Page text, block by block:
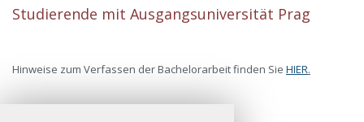
Studierende mit Ausgangsuniversität Prag
Hinweise zum Verfassen der Bachelorarbeit finden Sie HIER.